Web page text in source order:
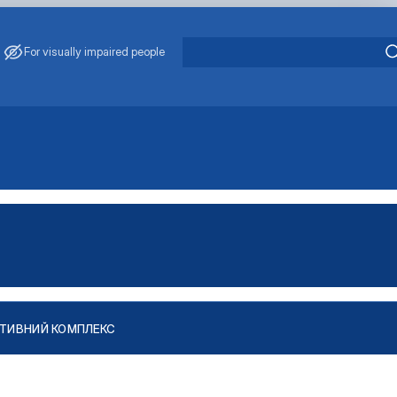
For visually impaired people
КОМПЛЕКС